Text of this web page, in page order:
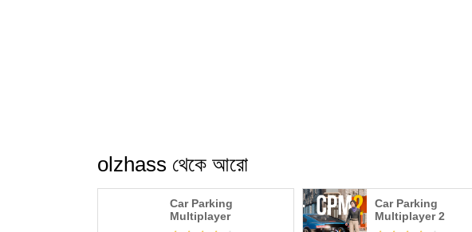
olzhass থেকে আরো
Car Parking
Multiplayer
Car Parking
Multiplayer 2